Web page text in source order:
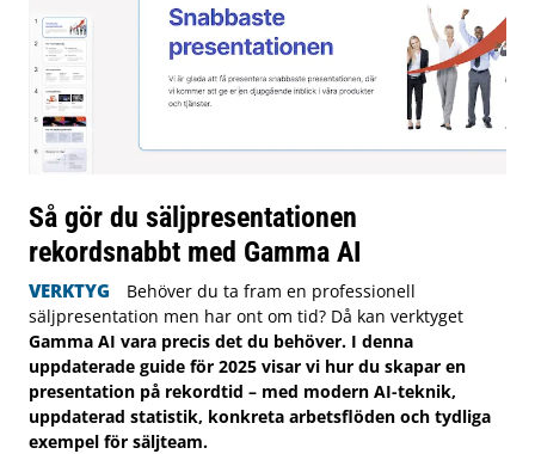
Så gör du säljpresentationen
rekordsnabbt med Gamma AI
VERKTYG
Behöver du ta fram en professionell
säljpresentation men har ont om tid? Då kan verktyget
Gamma AI vara precis det du behöver. I denna
uppdaterade guide för 2025 visar vi hur du skapar en
presentation på rekordtid – med modern AI-teknik,
uppdaterad statistik, konkreta arbetsflöden och tydliga
exempel för säljteam.